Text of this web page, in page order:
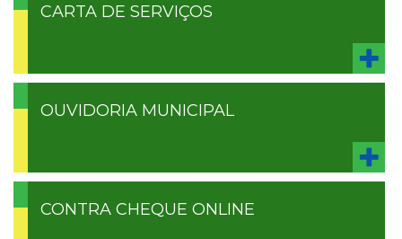
CARTA DE SERVIÇOS
OUVIDORIA MUNICIPAL
CONTRA CHEQUE ONLINE